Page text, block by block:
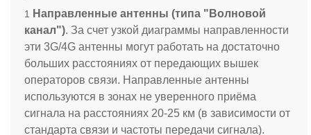
Направленные антенны (типа "Волновой
канал"). За счет узкой диаграммы направленности
эти 3G/4G антенны могут работать на достаточно
больших расстояниях от передающих вышек
операторов связи. Направленные антенны
используются в зонах не уверенного приёма
сигнала на расстояниях 20-25 км (в зависимости от
стандарта связи и частоты передачи сигнала).